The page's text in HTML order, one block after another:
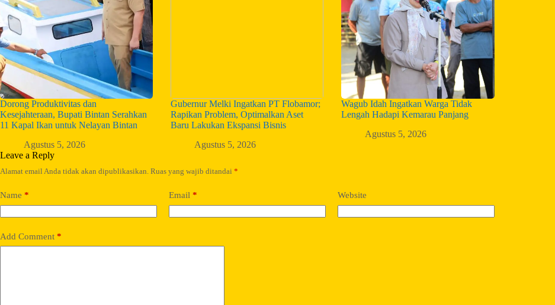
Dorong Produktivitas dan
Kesejahteraan, Bupati Bintan Serahkan
11 Kapal Ikan untuk Nelayan Bintan
Agustus 5, 2026
Gubernur Melki Ingatkan PT Flobamor;
Rapikan Problem, Optimalkan Aset
Baru Lakukan Ekspansi Bisnis
Agustus 5, 2026
Wagub Idah Ingatkan Warga Tidak
Lengah Hadapi Kemarau Panjang
Agustus 5, 2026
Leave a Reply
Alamat email Anda tidak akan dipublikasikan. Ruas yang wajib ditandai *
Name * Email * Website
Add Comment *